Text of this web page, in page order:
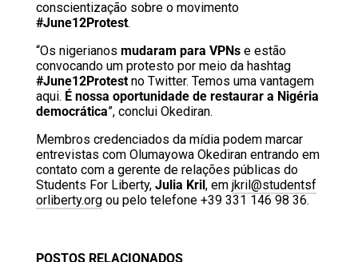
conscientização sobre o movimento
#June12Protest.
“Os nigerianos mudaram para VPNse estão
convocando um protesto por meio da hashtag
#June12Protest no Twitter. Temos uma vantagem
aqui. É nossa oportunidade de restaurar a Nigéria
democrática”, conclui Okediran.
Membros credenciados da mídia podem marcar
entrevistas com Olumayowa Okediran entrando em
contato com a gerente de relações públicas do
Students For Liberty, Julia Kril, em jkril@studentsf
orliberty.orgou pelo telefone +39 331 146 98 36.
POSTOS RELACIONADOS